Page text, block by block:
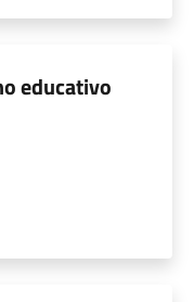
educativo